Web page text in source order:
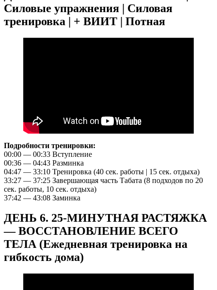
Силовые упражнения | Силовая
тренировка | + ВИИТ | Потная
Подробности тренировки:
00:00 — 00:33 Вступление
00:36 — 04:43 Разминка
04:47 — 33:10 Тренировка (40 сек. работы | 15 сек. отдыха)
33:27 — 37:25 Завершающая часть Табата (8 подходов по 20
сек. работы, 10 сек. отдыха)
37:42 — 43:08 Заминка
ДЕНЬ 6. 25-МИНУТНАЯ РАСТЯЖКА
— ВОССТАНОВЛЕНИЕ ВСЕГО
ТЕЛА (Ежедневная тренировка на
гибкость дома)